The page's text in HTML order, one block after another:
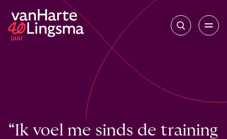
“Ik voel me sinds de training